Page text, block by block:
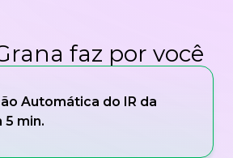
faz por você
Automática do IR da
5 min.